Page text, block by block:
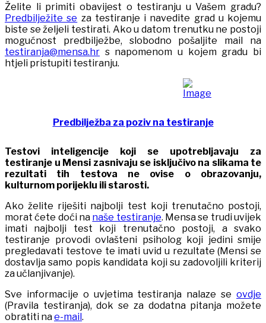
Želite li primiti obavijest o testiranju u Vašem gradu?
Predbilježite se za testiranje i navedite grad u kojemu
biste se željeli testirati. Ako u datom trenutku ne postoji
mogućnost predbilježbe, slobodno pošaljite mail na
testiranja@mensa.hr s napomenom u kojem gradu bi
htjeli pristupiti testiranju.
Predbilježba za poziv na testiranje
Testovi inteligencije koji se upotrebljavaju za
testiranje u Mensi zasnivaju se isključivo na slikama te
rezultati tih testova ne ovise o obrazovanju,
kulturnom porijeklu ili starosti.
Ako želite riješiti najbolji test koji trenutačno postoji,
morat ćete doći na naše testiranje. Mensa se trudi uvijek
imati najbolji test koji trenutačno postoji, a svako
testiranje provodi ovlašteni psiholog koji jedini smije
pregledavati testove te imati uvid u rezultate (Mensi se
dostavlja samo popis kandidata koji su zadovoljili kriterij
za učlanjivanje).
Sve informacije o uvjetima testiranja nalaze se ovdje
(Pravila testiranja), dok se za dodatna pitanja možete
obratiti nae-mail.